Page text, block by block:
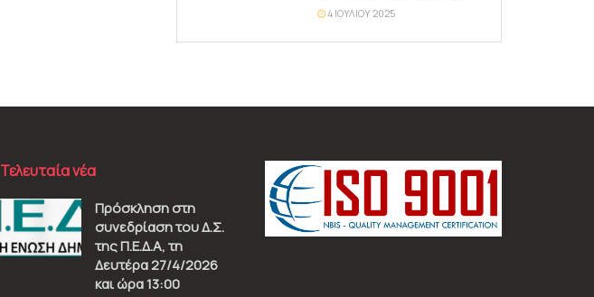
4 ΙΟΥΛΊΟΥ 2025
Τελευταία νέα
Πρόσκληση στη
συνεδρίαση του Δ.Σ.
της Π.Ε.Δ.Α, τη
Δευτέρα 27/4/2026
και ώρα 13:00